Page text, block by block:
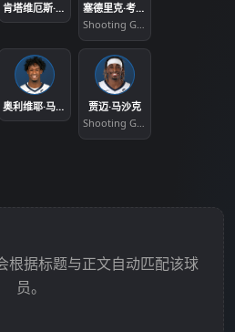
肯塔维厄斯·卡德维尔·波普
塞德里克·考沃德
Shooting Guard
奥利维耶·马克桑斯·普罗斯珀
贾迈·马沙克
Shooting Guard
根据标题与正文自动匹配该球
员。